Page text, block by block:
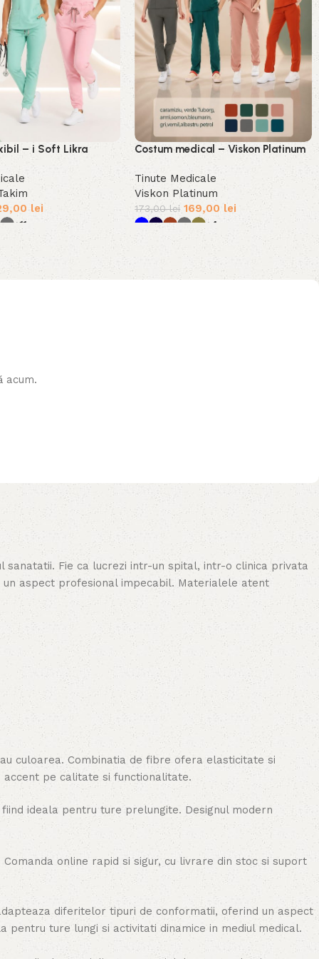
– i Soft Likra
lei
+11
Costum medical – Viskon Platinum
Tinute Medicale
Viskon Platinum
173,00lei 169,00 lei
+4
acum.
Fie ca lucrezi intr-un spital, intr-o clinica privata
aspect profesional impecabil. Materialele atent
culoarea. Combinatia de fibre ofera elasticitate si
pe calitate si functionalitate.
ideala pentru ture prelungite. Designul modern
online rapid si sigur, cu livrare din stoc si suport
diferitelor tipuri de conformatii, oferind un aspect
ture lungi si activitati dinamice in mediul medical.